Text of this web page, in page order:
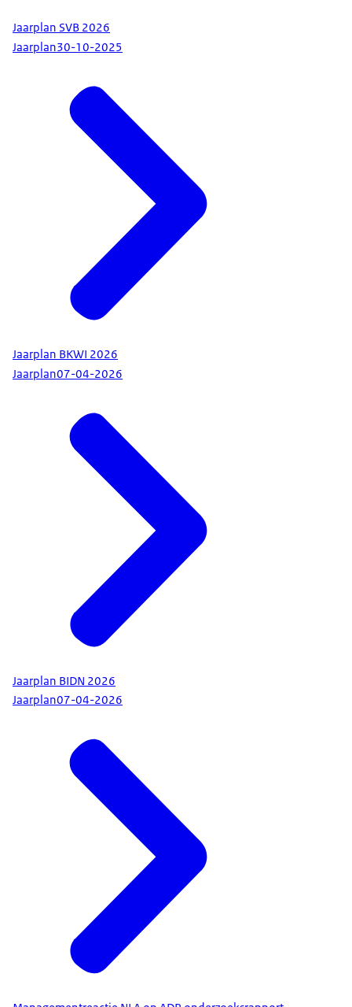
Jaarplan SVB 2026
Jaarplan30-10-2025
Jaarplan BKWI 2026
Jaarplan07-04-2026
Jaarplan BIDN 2026
Jaarplan07-04-2026